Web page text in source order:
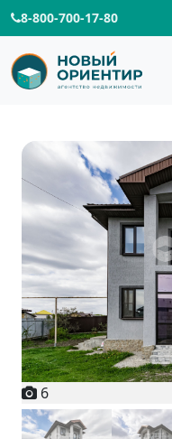
8-800-700-17-80
6